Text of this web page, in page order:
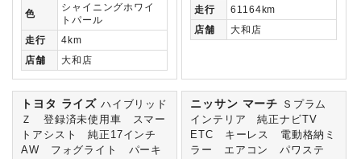
色
シャイニングホワイ
トパール
走行
4km
店舗
大和店
走行
61164km
店舗
大和店
トヨタ ライズ ハイブリッド
Ｚ 登録済未使用車 スマー
トアシスト 純正17インチ
AW フォグライト パーキ
ニッサン マーチ
Ｓプラム
インテリア 純正ナビTV
ETC キーレス 電動格納ミ
ラー エアコン パワステ